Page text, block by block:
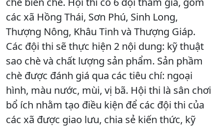
các xã Hồng Thái, Sơn Phú, Sinh Long,
Thượng Nông, Khâu Tinh và Thượng Giáp.
Các đội thi sẽ thực hiện 2 nội dung: kỹ thuật
sao chè và chất lượng sản phẩm. Sản phầm
chè được đánh giá qua các tiêu chí: ngoại
hình, màu nước, mùi, vị bã. Hội thi là sân chơi
bổ ích nhằm tạo điều kiện để các đội thi của
các xã được giao lưu, chia sẻ kiến thức, kỹ